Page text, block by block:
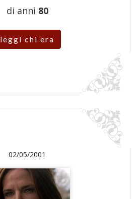
di anni 80
leggi chi era
02/05/2001